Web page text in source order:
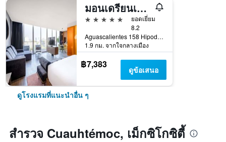
มอนเดรียนเม็กซิโกซิตี้คอนเดซา
5 ดาว
ยอดเยี่ยม
8.2
Aguascalientes 158 Hipodromo Condesa Cuauhtemoc, เม็กซิโกซิตี้, เม็กซิโก ซิตี้ เฟเดอรัล ดิสตริกต์, เม็กซิโก
1.9 กม. จากใจกลางเมือง
฿7,383 ดูข้อเสนอ
ดูโรงแรมที่แนะนำอื่น ๆ
สำรวจ Cuauhtémoc, เม็กซิโกซิตี้